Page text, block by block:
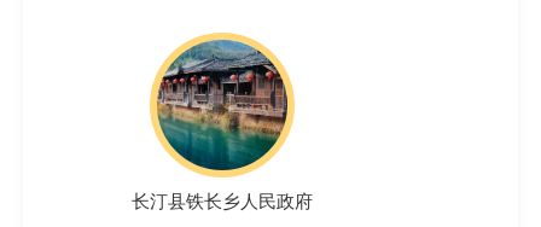
长汀县铁长乡人民政府